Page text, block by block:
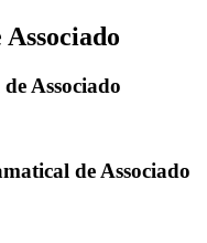
Associado
de Associado
de Associado